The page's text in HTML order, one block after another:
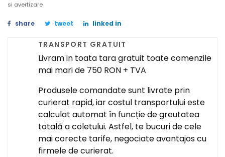
si avertizare
share tweet linked in
TRANSPORT GRATUIT
Livram in toata tara gratuit toate comenzile
mai mari de 750 RON + TVA
Produsele comandate sunt livrate prin
curierat rapid, iar costul transportului este
calculat automat în funcție de greutatea
totală a coletului. Astfel, te bucuri de cele
mai corecte tarife, negociate avantajos cu
firmele de curierat.